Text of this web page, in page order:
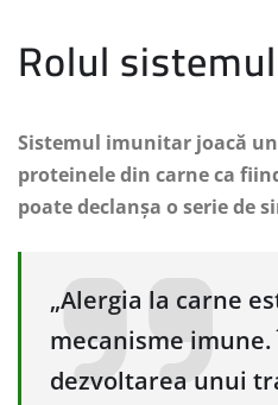
Rolul
Sistemul imunitar joacă
proteinele din carne ca
poate declanșa o serie de
„Alergia la carne
mecanisme
dezvoltarea unui